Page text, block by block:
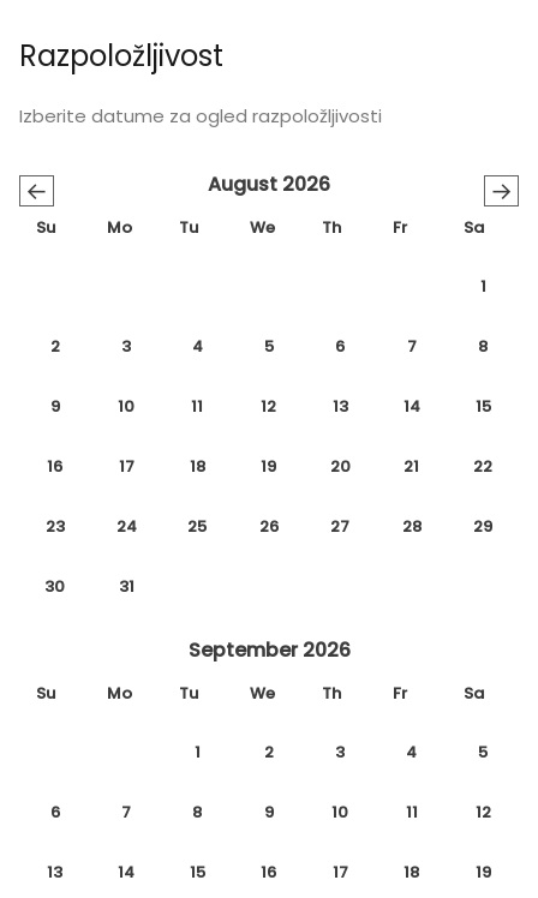
Razpoložljivost
Izberite datume za ogled razpoložljivosti
← →
August 2026
Su Mo Tu We Th Fr Sa
1
2 3 4 5 6 7 8
9 10 11 12 13 14 15
16 17 18 19 20 21 22
23 24 25 26 27 28 29
30 31
September 2026
Su Mo Tu We Th Fr Sa
1 2 3 4 5
6 7 8 9 10 11 12
13 14 15 16 17 18 19